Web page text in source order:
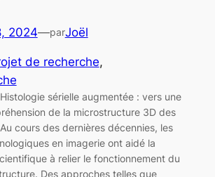
2024—parJoël
de recherche
sérielle augmentée : vers une
de la microstructure 3D des
cours des dernières décennies, les
en imagerie ont aidé la
à relier le fonctionnement du
Des approches telles que